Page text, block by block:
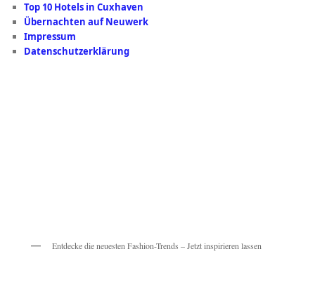
Top 10 Hotels in Cuxhaven
Übernachten auf Neuwerk
Impressum
Datenschutzerklärung
Entdecke die neuesten Fashion-Trends – Jetzt inspirieren lassen